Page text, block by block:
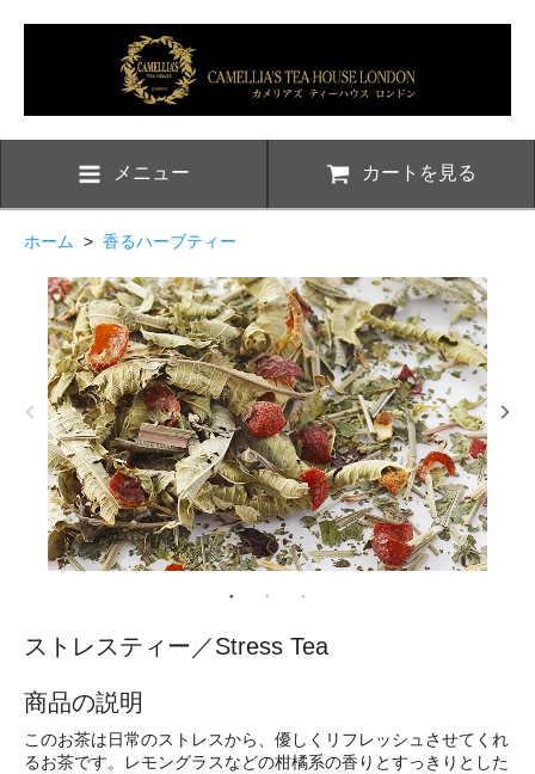
メニュー カートを見る
ホーム > 香るハーブティー
ストレスティー／Stress Tea
商品の説明
このお茶は日常のストレスから、優しくリフレッシュさせてくれ
るお茶です。レモングラスなどの柑橘系の香りとすっきりとした